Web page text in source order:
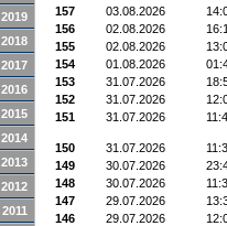
2019
2018
2017
2016
2015
2014
2013
2012
2011
157
03.08.2026
156
02.08.2026
155
02.08.2026
154
01.08.2026
153
31.07.2026
152
31.07.2026
151
31.07.2026
150
31.07.2026
149
30.07.2026
148
30.07.2026
147
29.07.2026
146
29.07.2026